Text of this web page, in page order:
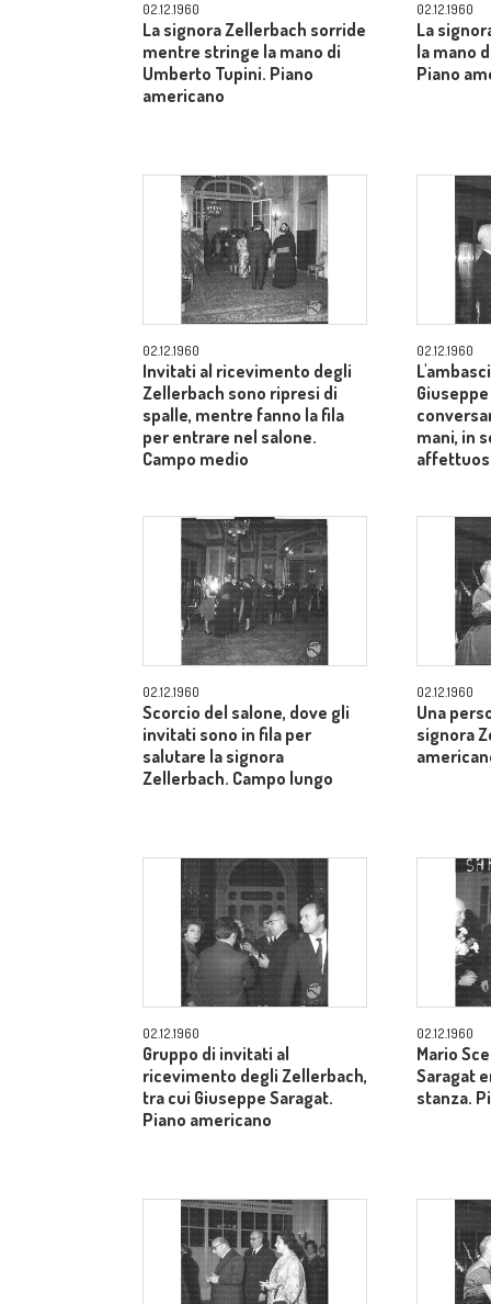
02.12.1960
La signora Zellerbach sorride
mentre stringe la mano di
Umberto Tupini. Piano
americano
02.12.1960
La
la mano
Piano
02.12.1960
Invitati al ricevimento degli
Zellerbach sono ripresi di
spalle, mentre fanno la fila
per entrare nel salone.
Campo medio
02.12.1960
mani, in
02.12.1960
Scorcio del salone, dove gli
invitati sono in fila per
salutare la signora
Zellerbach. Campo lungo
02.12.1960
Una
signora
02.12.1960
Gruppo di invitati al
ricevimento degli Zellerbach,
tra cui Giuseppe Saragat.
Piano americano
02.12.1960
Mario
Saragat
stanza.